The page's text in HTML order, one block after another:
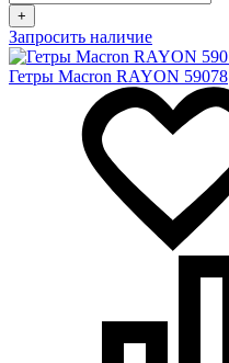
+
Запросить наличие
Гетры Macron RAYON 59078